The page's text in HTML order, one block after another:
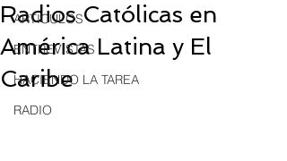
ARTICULOS
ENTREVISTAS
HACIENDO LA TAREA
RADIO
Radios Católicas en
América Latina y El
Caribe